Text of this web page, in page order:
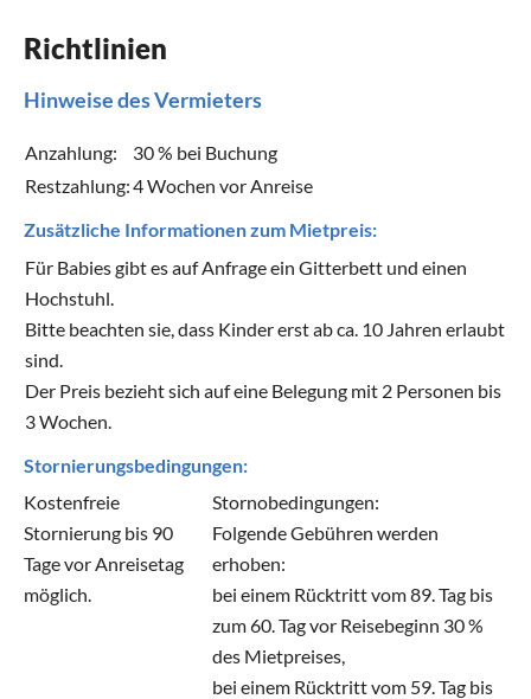
Richtlinien
Hinweise des Vermieters
Anzahlung:
30 % bei Buchung
Restzahlung:4 Wochen vor Anreise
Zusätzliche Informationen zum Mietpreis:
Für Babies gibt es auf Anfrage ein Gitterbett und einen
Hochstuhl.
Bitte beachten sie, dass Kinder erst ab ca. 10 Jahren erlaubt
sind.
Der Preis bezieht sich auf eine Belegung mit 2 Personen bis
3 Wochen.
Stornierungsbedingungen:
Kostenfreie
Stornierung bis 90
Tage vor Anreisetag
möglich.
Stornobedingungen:
Folgende Gebühren werden
erhoben:
bei einem Rücktritt vom 89. Tag bis
zum 60. Tag vor Reisebeginn 30 %
des Mietpreises,
bei einem Rücktritt vom 59. Tag bis